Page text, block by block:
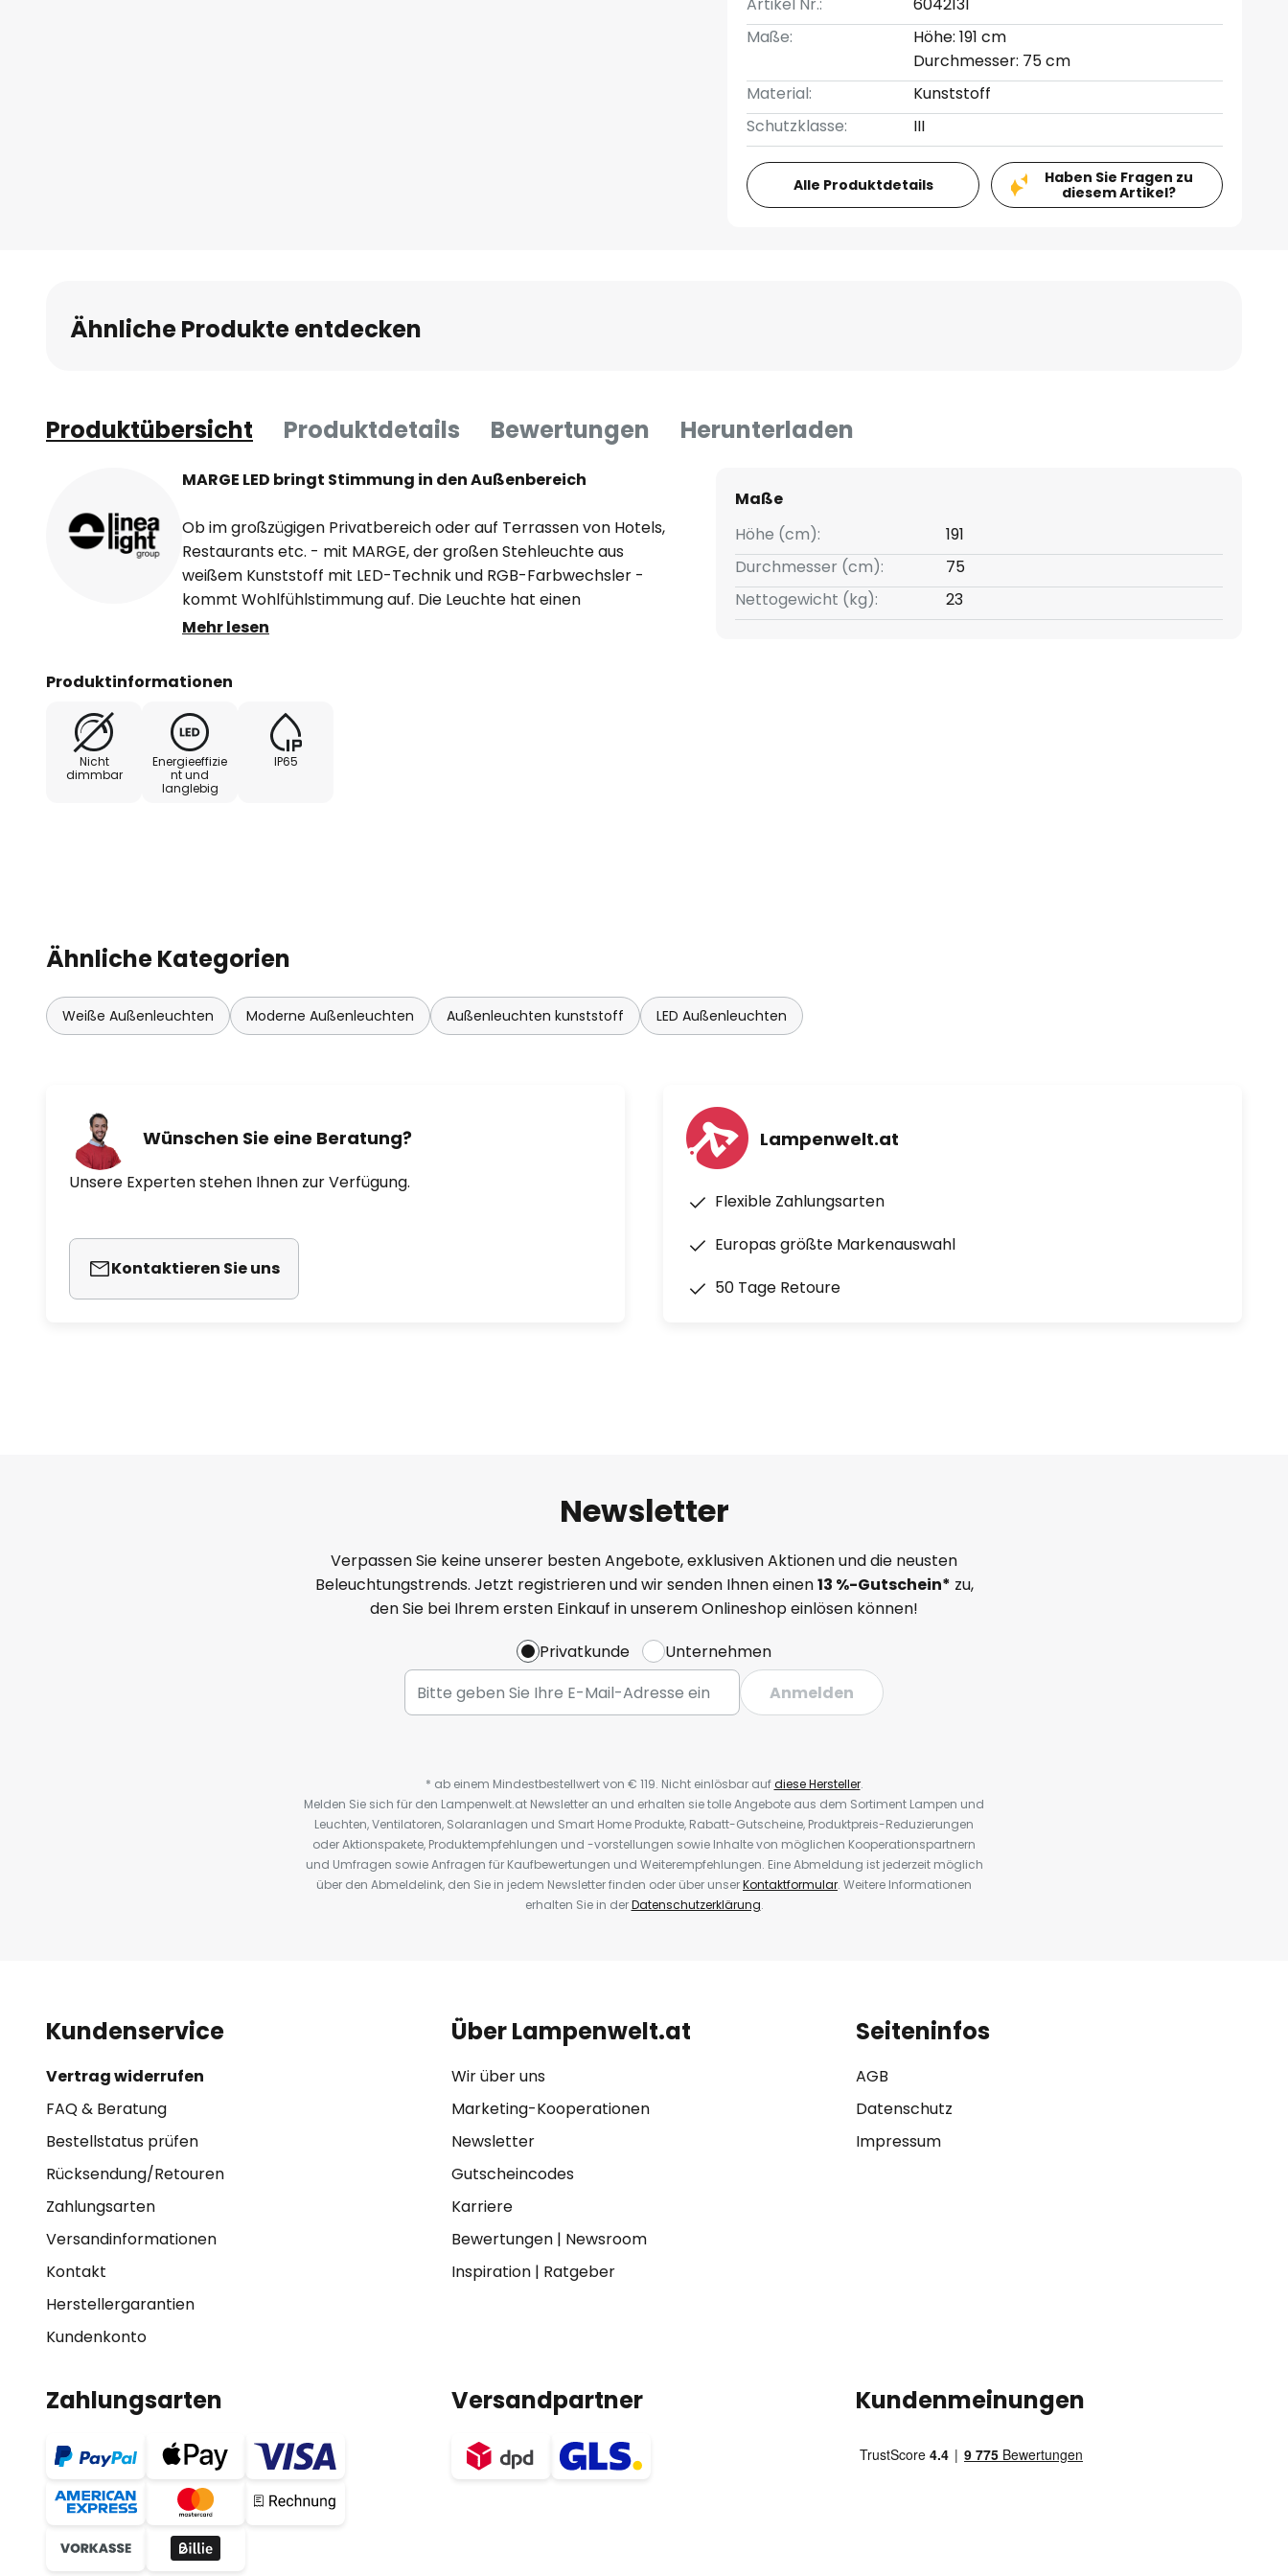
Maße:
Höhe: 191 cm
Durchmesser: 75 cm
Material:
Kunststoff
Schutzklasse:
III
Alle Produktdetails
Haben Sie Fragen zu
diesem Artikel?
Ähnliche Produkte entdecken
Produktübersicht Produktdetails Bewertungen Herunterladen
MARGE LED bringt Stimmung in den Außenbereich
Ob im großzügigen Privatbereich oder auf Terrassen von Hotels,
Restaurants etc. - mit MARGE, der großen Stehleuchte aus
weißem Kunststoff mit LED-Technik und RGB-Farbwechsler -
kommt Wohlfühlstimmung auf. Die Leuchte hat einen
Durchmesser von 75 cm und eine Höhe von 191 cm und wirkt
umweltverträgliche Weise beleuchtet MARGE mit modernster
Hinweis: Zum Betrieb der Außendekorationsleuchte Marge wird
ein Treiber benötigt. Er ist nicht im Lieferumfang enthalten -
erhältlich unter Zubehör 6042235.
Mehr lesen
Produktinformationen
Nicht
dimmbar
Energieeffizie
nt und
langlebig
IP65
Maße
Höhe (cm):
191
Durchmesser (cm):
75
Nettogewicht (kg):
23
Ähnliche Kategorien
Weiße Außenleuchten Moderne Außenleuchten Außenleuchten kunststoff LED Außenleuchten
Wünschen Sie eine Beratung?
Unsere Experten stehen Ihnen zur Verfügung.
Kontaktieren Sie uns
Lampenwelt.at
Flexible Zahlungsarten
Europas größte Markenauswahl
50 Tage Retoure
Newsletter
Verpassen Sie keine unserer besten Angebote, exklusiven Aktionen und die neusten
Beleuchtungstrends. Jetzt registrieren und wir senden Ihnen einen13 %-Gutschein* zu,
den Sie bei Ihrem ersten Einkauf in unserem Onlineshop einlösen können!
Privatkunde
Unternehmen
Anmelden
* ab einem Mindestbestellwert von € 119. Nicht einlösbar aufdiese Hersteller.
Melden Sie sich für den Lampenwelt.at Newsletter an und erhalten sie tolle Angebote aus dem Sortiment Lampen und
Leuchten, Ventilatoren, Solaranlagen und Smart Home Produkte, Rabatt-Gutscheine, Produktpreis-Reduzierungen
oder Aktionspakete, Produktempfehlungen und -vorstellungen sowie Inhalte von möglichen Kooperationspartnern
und Umfragen sowie Anfragen für Kaufbewertungen und Weiterempfehlungen. Eine Abmeldung ist jederzeit möglich
über den Abmeldelink, den Sie in jedem Newsletter finden oder über unserKontaktformular. Weitere Informationen
erhalten Sie in derDatenschutzerklärung.
Kundenservice
Vertrag widerrufen
FAQ & Beratung
Bestellstatus prüfen
Rücksendung/Retouren
Zahlungsarten
Versandinformationen
Kontakt
Herstellergarantien
Kundenkonto
Über Lampenwelt.at
Wir über uns
Marketing-Kooperationen
Newsletter
Gutscheincodes
Karriere
Bewertungen| Newsroom
Inspiration| Ratgeber
Seiteninfos
AGB
Datenschutz
Impressum
Zahlungsarten Versandpartner Kundenmeinungen